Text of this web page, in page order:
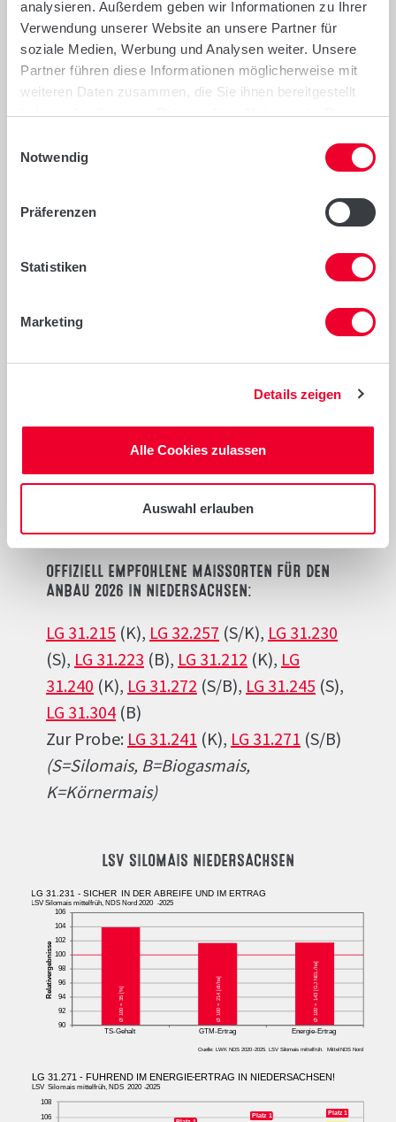
analysieren. Außerdem geben wir Informationen zu Ihrer
Verwendung unserer Website an unsere Partner für
soziale Medien, Werbung und Analysen weiter. Unsere
Partner führen diese Informationen möglicherweise mit
weiteren Daten zusammen, die Sie ihnen bereitgestellt
haben oder die sie im Rahmen Ihrer Nutzung der Dienste
Notwendig
Präferenzen
Statistiken
Marketing
Details zeigen
Alle Cookies zulassen
Auswahl erlauben
LG 32.257
MEHR ERFAHREN
LSV MAIS 2025 - NIEDERSACHSEN
Die aktuellen Sortenergebnisse Mais
(2025 und mehrjährig) finden Sie bei den
Darstellungen der Sorten. Hier finden Sie
zusammenfassend eine Auswahl der
Ergebnisse des LSV Niedersachsen.
OFFIZIELL EMPFOHLENE MAISSORTEN FÜR DEN
ANBAU 2026 IN NIEDERSACHSEN:
LG 31.215 (K), LG 32.257 (S/K), LG 31.230
(S), LG 31.223 (B), LG 31.212 (K), LG
31.240 (K), LG 31.272 (S/B), LG 31.245 (S),
LG 31.304 (B)
Zur Probe: LG 31.241 (K), LG 31.271 (S/B)
(S=Silomais, B=Biogasmais,
K=Körnermais)
LSV SILOMAIS NIEDERSACHSEN